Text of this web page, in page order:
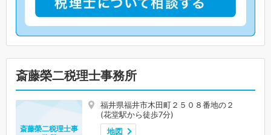
斎藤榮二税理士事務所
福井県福井市木田町２５０８番地の２
(花堂駅から徒歩7分)
地図
斎藤榮二税理士事